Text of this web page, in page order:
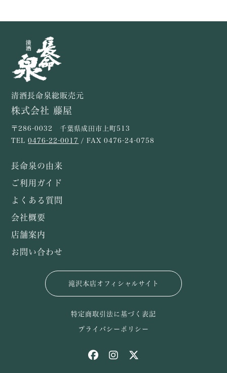
清酒長命泉総販売元
株式会社 藤屋
〒286-0032 千葉県成田市上町513
TEL0476-22-0017 / FAX 0476-24-0758
長命泉の由来
ご利用ガイド
よくある質問
会社概要
店舗案内
お問い合わせ
滝沢本店オフィシャルサイト
特定商取引法に基づく表記
プライバシーポリシー